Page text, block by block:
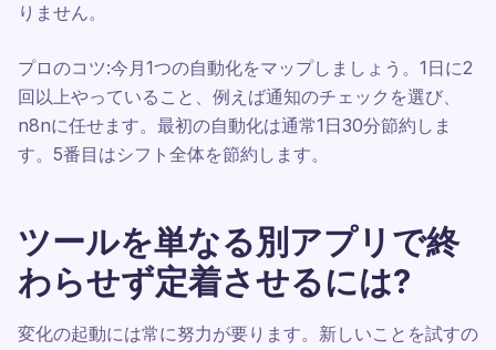
りません。
プロのコツ:今月1つの自動化をマップしましょう。1日に2
回以上やっていること、例えば通知のチェックを選び、
n8nに任せます。最初の自動化は通常1日30分節約しま
す。5番目はシフト全体を節約します。
ツールを単なる別アプリで終
わらせず定着させるには?
変化の起動には常に努力が要ります。新しいことを試すの